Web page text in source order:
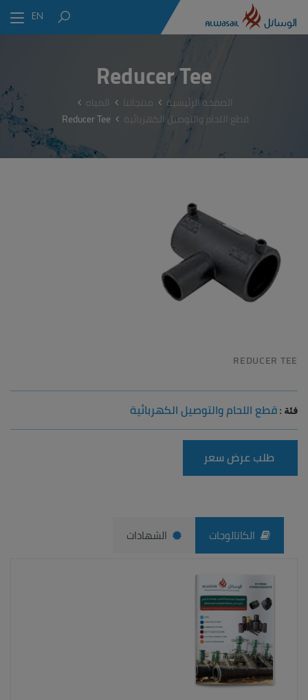
EN
Reducer Tee
الصفحة الرئيسية منتجاتنا
المياه
قطع اللحام والتوصيل الكهربائية
Reducer Tee
REDUCER TEE
فئة : قطع اللحام والتوصيل الكهربائية
طلب عرض سعر
الشهادات الكاتالوجات